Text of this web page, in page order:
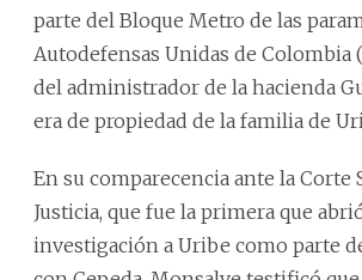
parte del Bloque Metro de las
Autodefensas Unidas de Colombia
del administrador de la hacienda
era de propiedad de la familia de
En su comparecencia ante la Corte
Justicia, que fue la primera que
investigación a Uribe como parte